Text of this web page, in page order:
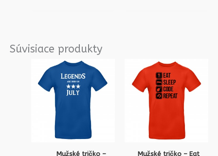
Súvisiace produkty
Mužské tričko – Mužské tričko – Eat